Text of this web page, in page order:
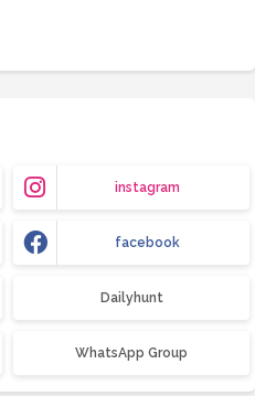
instagram
facebook
Dailyhunt
WhatsApp Group